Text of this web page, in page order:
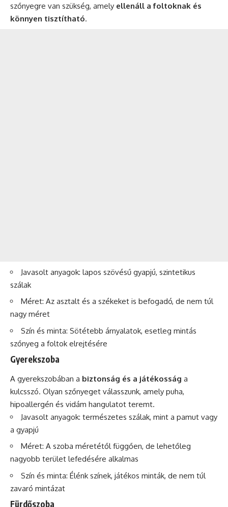
szőnyegre van szükség, amely ellenáll a foltoknak és
könnyen tisztítható.
Javasolt anyagok: lapos szövésű gyapjú, szintetikus
szálak
Méret: Az asztalt és a székeket is befogadó, de nem túl
nagy méret
Szín és minta: Sötétebb árnyalatok, esetleg mintás
szőnyeg a foltok elrejtésére
Gyerekszoba
A gyerekszobában a biztonság és a játékosság a
kulcsszó. Olyan szőnyeget válasszunk, amely puha,
hipoallergén és vidám hangulatot teremt.
Javasolt anyagok: természetes szálak, mint a pamut vagy
a gyapjú
Méret: A szoba méretétől függően, de lehetőleg
nagyobb terület lefedésére alkalmas
Szín és minta: Élénk színek, játékos minták, de nem túl
zavaró mintázat
Fürdőszoba